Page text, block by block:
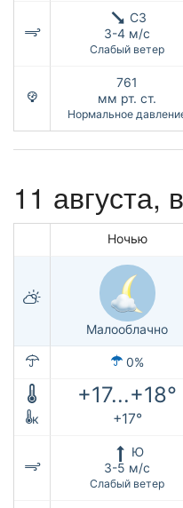
СЗ
3-4 м/с
Слабый ветер
761
мм рт. ст.
Нормальное
11 августа,
Ночью
Малооблачно
0%
+17...+18°
к +17°
Ю
3-5 м/с
Слабый ветер